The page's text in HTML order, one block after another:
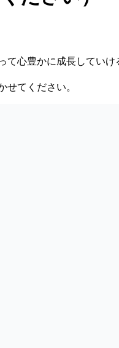
心豊かに成長していけ
てください。